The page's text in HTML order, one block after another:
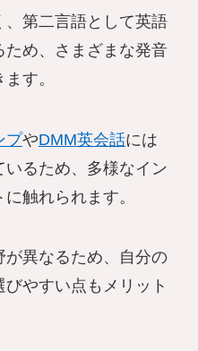
第二言語として英語
ため、さまざまな発音
す。
プやDMM英会話には
るため、多様なイン
触れられます。
が異なるため、自分の
やすい点もメリット